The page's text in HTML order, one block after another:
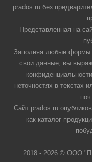
prados.ru без
Представленная на
Заполняя любые формы
свои данные, вы
неточностях в текстах
Сайт prados.ru
как каталог
2018 - 2026 © ООО